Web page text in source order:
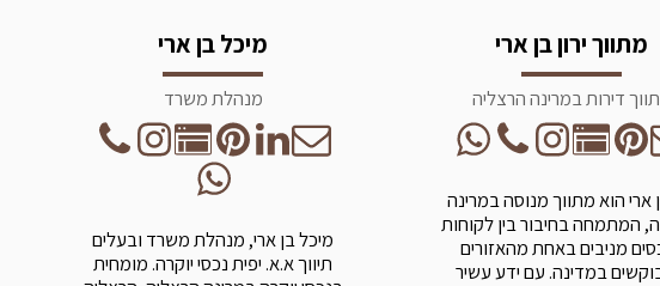
מתווך ירון בן ארי
דירות במרינה הרצליה
ארי הוא מתווך מנוסה במרינה
המתמחה בחיבור בין לקוחות
מניבים באחת מהאזורים
במדינה. עם ידע עשיר
מיכל בן ארי
מנהלת משרד
מיכל בן ארי, מנהלת משרד ובעלים
תיווך א.א. יפית נכסי יוקרה. מומחית